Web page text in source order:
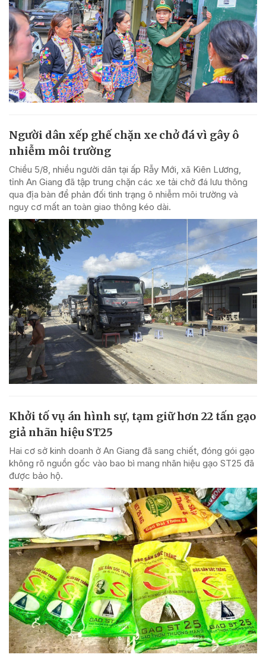
Người dân xếp ghế chặn xe chở đá vì gây ô
nhiễm môi trường
Chiều 5/8, nhiều người dân tại ấp Rẫy Mới, xã Kiên Lương,
tỉnh An Giang đã tập trung chặn các xe tải chở đá lưu thông
qua địa bàn để phản đối tình trạng ô nhiễm môi trường và
nguy cơ mất an toàn giao thông kéo dài.
Khởi tố vụ án hình sự, tạm giữ hơn 22 tấn gạo
giả nhãn hiệu ST25
Hai cơ sở kinh doanh ở An Giang đã sang chiết, đóng gói gạo
không rõ nguồn gốc vào bao bì mang nhãn hiệu gạo ST25 đã
được bảo hộ.